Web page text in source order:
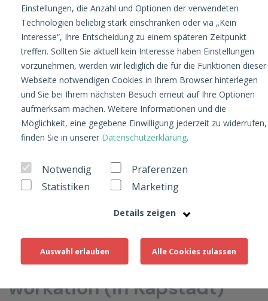
Einstellungen, die Anzahl und Optionen der verwendeten
Technologien beliebig stark einschränken oder via „Kein
Interesse“, Ihre Entscheidung zu einem späteren Zeitpunkt
treffen. Sollten Sie aktuell kein Interesse haben Einstellungen
vorzunehmen, werden wir lediglich die für die Funktionen dieser
Webseite notwendigen Cookies in Ihrem Browser hinterlegen
und Sie bei Ihrem nächsten Besuch erneut auf Ihre Optionen
aufmerksam machen. Weitere Informationen und die
Möglichkeit, eine gegebene Einwilligung jederzeit zu widerrufen,
finden Sie in unserer Datenschutzerklärung.
Notwendig
Präferenzen
Statistiken
Marketing
Details zeigen
Auswahl erlauben Alle Cookies zulassen
3. September 2025
Work + vacation =
workation (in Kapstadt)